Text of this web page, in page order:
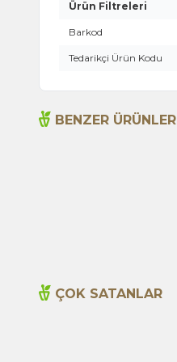
Ürün Filtreleri
Barkod
Tedarikçi Ürün Kodu
BENZER ÜRÜNLER
ÇOK SATANLAR